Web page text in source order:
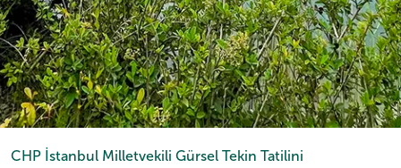
CHP İstanbul Milletvekili Gürsel Tekin Tatilini